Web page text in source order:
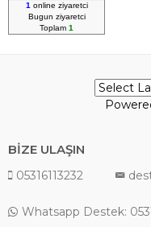
1online ziyaretci
Bugun ziyaretci
Toplam 1
BİZE ULAŞIN
05316113232
Whatsapp Destek: